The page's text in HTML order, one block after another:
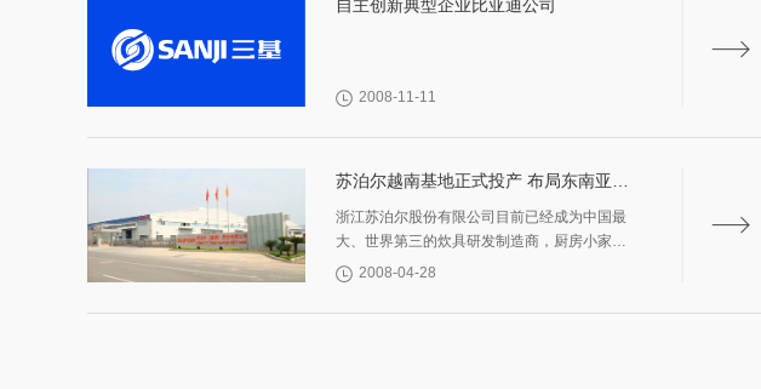
自主创新典型企业比亚迪公司
2008-11-11
苏泊尔越南基地正式投产 布局东南亚迈
出坚实步伐
浙江苏泊尔股份有限公司目前已经成为中国最
大、世界第三的炊具研发制造商，厨房小家电
领域的第二品牌，也是国内炊具行业首家上市
电三大领域800多个品类的产品阵容。
2008-04-28